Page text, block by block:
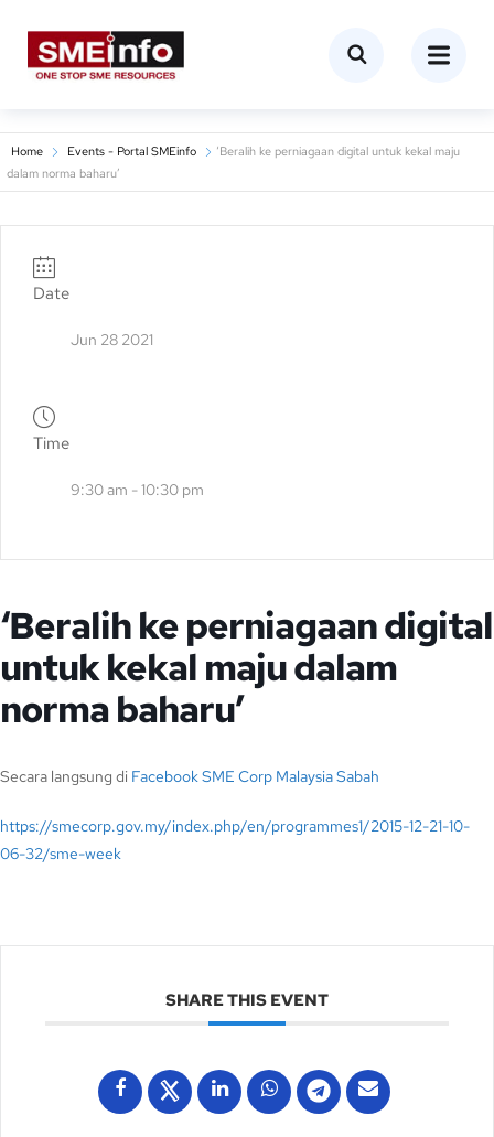
Home Events - Portal SMEinfo
‘Beralih ke perniagaan digital untuk kekal maju
dalam norma baharu’
Date
Jun 28 2021
Time
9:30 am - 10:30 pm
‘Beralih ke perniagaan digital
untuk kekal maju dalam
norma baharu’
Secara langsung di Facebook SME Corp Malaysia Sabah
https://smecorp.gov.my/index.php/en/programmes1/2015-12-21-10-
06-32/sme-week
SHARE THIS EVENT